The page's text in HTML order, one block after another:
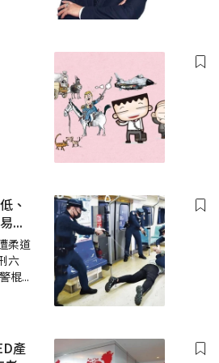
、
...
柔道
六
棍...
產